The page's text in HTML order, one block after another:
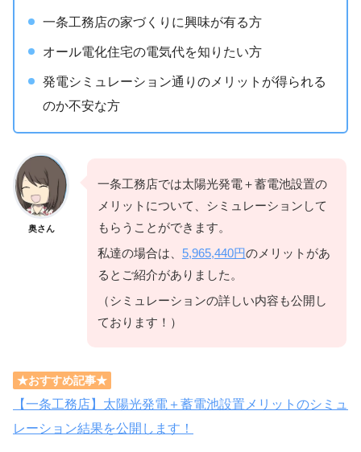
一条工務店の家づくりに興味が有る方
オール電化住宅の電気代を知りたい方
発電シミュレーション通りのメリットが得られる
のか不安な方
奥さん
一条工務店では太陽光発電＋蓄電池設置の
メリットについて、シミュレーションして
もらうことができます。
私達の場合は、 5,965,440円のメリットがあ
るとご紹介がありました。
（シミュレーションの詳しい内容も公開し
ております！）
★おすすめ記事★
【一条工務店】太陽光発電＋蓄電池設置メリットのシミュ
レーション結果を公開します！